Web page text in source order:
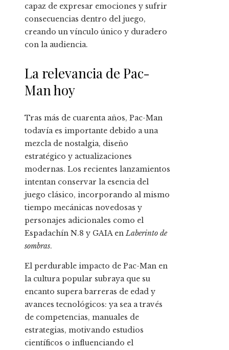
capaz de expresar emociones y sufrir
consecuencias dentro del juego,
creando un vínculo único y duradero
con la audiencia.
La relevancia de Pac-
Man hoy
Tras más de cuarenta años, Pac-Man
todavía es importante debido a una
mezcla de nostalgia, diseño
estratégico y actualizaciones
modernas. Los recientes lanzamientos
intentan conservar la esencia del
juego clásico, incorporando al mismo
tiempo mecánicas novedosas y
personajes adicionales como el
Espadachín N.8 y GAIA enLaberinto de
sombras.
El perdurable impacto de Pac-Man en
la cultura popular subraya que su
encanto supera barreras de edad y
avances tecnológicos: ya sea a través
de competencias, manuales de
estrategias, motivando estudios
científicos o influenciando el